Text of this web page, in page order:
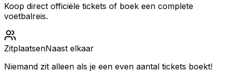
Koop direct officiële tickets of boek een complete
voetbalreis.
ZitplaatsenNaast elkaar
Niemand zit alleen als je een even aantal tickets boekt!